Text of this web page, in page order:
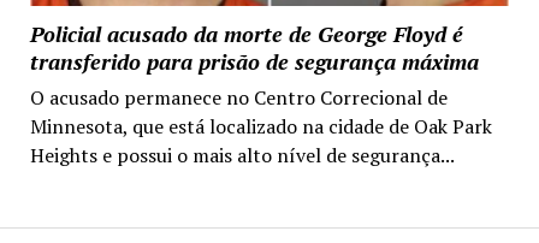
Policial acusado da morte de George Floyd é
transferido para prisão de segurança máxima
O acusado permanece no Centro Correcional de
Minnesota, que está localizado na cidade de Oak Park
Heights e possui o mais alto nível de segurança...